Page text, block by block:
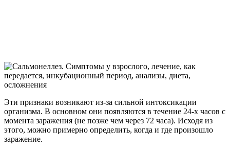
Эти признаки возникают из-за сильной интоксикации
организма. В основном они появляются в течение 24-х часов с
момента заражения (не позже чем через 72 часа). Исходя из
этого, можно примерно определить, когда и где произошло
заражение.